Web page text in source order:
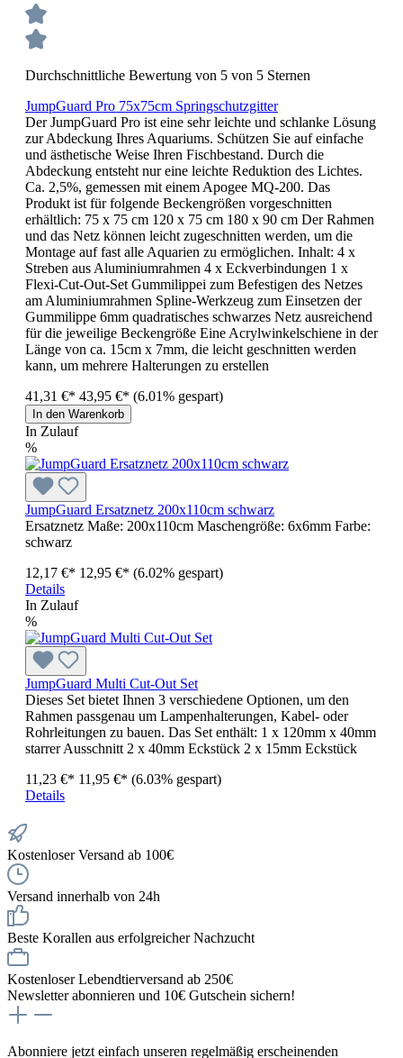
Durchschnittliche Bewertung von 5 von 5 Sternen
JumpGuard Pro 75x75cm Springschutzgitter
Der JumpGuard Pro ist eine sehr leichte und schlanke Lösung
zur Abdeckung Ihres Aquariums. Schützen Sie auf einfache
und ästhetische Weise Ihren Fischbestand. Durch die
Abdeckung entsteht nur eine leichte Reduktion des Lichtes.
Ca. 2,5%, gemessen mit einem Apogee MQ-200. Das
Produkt ist für folgende Beckengrößen vorgeschnitten
erhältlich: 75 x 75 cm 120 x 75 cm 180 x 90 cm Der Rahmen
und das Netz können leicht zugeschnitten werden, um die
Montage auf fast alle Aquarien zu ermöglichen. Inhalt: 4 x
Streben aus Aluminiumrahmen 4 x Eckverbindungen 1 x
Flexi-Cut-Out-Set Gummilippei zum Befestigen des Netzes
am Aluminiumrahmen Spline-Werkzeug zum Einsetzen der
Gummilippe 6mm quadratisches schwarzes Netz ausreichend
für die jeweilige Beckengröße Eine Acrylwinkelschiene in der
Länge von ca. 15cm x 7mm, die leicht geschnitten werden
kann, um mehrere Halterungen zu erstellen
41,31 €* 43,95 €* (6.01% gespart)
In den Warenkorb
In Zulauf
%
JumpGuard Ersatznetz 200x110cm schwarz
Ersatznetz Maße: 200x110cm Maschengröße: 6x6mm Farbe:
schwarz
12,17 €* 12,95 €* (6.02% gespart)
Details
In Zulauf
%
JumpGuard Multi Cut-Out Set
Dieses Set bietet Ihnen 3 verschiedene Optionen, um den
Rahmen passgenau um Lampenhalterungen, Kabel- oder
Rohrleitungen zu bauen. Das Set enthält: 1 x 120mm x 40mm
starrer Ausschnitt 2 x 40mm Eckstück 2 x 15mm Eckstück
11,23 €* 11,95 €* (6.03% gespart)
Details
Kostenloser Versand ab 100€
Versand innerhalb von 24h
Beste Korallen aus erfolgreicher Nachzucht
Kostenloser Lebendtierversand ab 250€
Newsletter abonnieren und 10€ Gutschein sichern!
Abonniere jetzt einfach unseren regelmäßig erscheinenden